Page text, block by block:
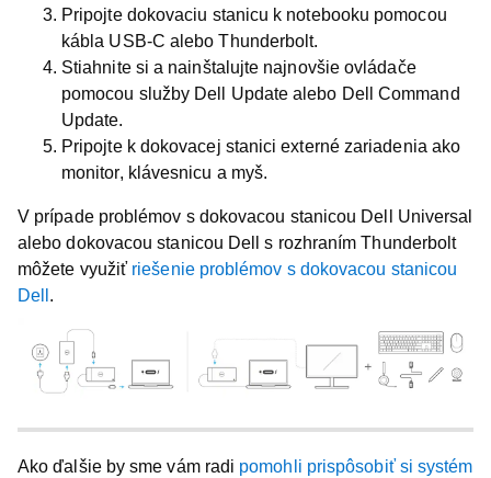
Pripojte dokovaciu stanicu k notebooku pomocou
kábla USB-C alebo Thunderbolt.
Stiahnite si a nainštalujte najnovšie ovládače
pomocou služby Dell Update alebo Dell Command
Update.
Pripojte k dokovacej stanici externé zariadenia ako
monitor, klávesnicu a myš.
V prípade problémov s dokovacou stanicou Dell Universal
alebo dokovacou stanicou Dell s rozhraním Thunderbolt
môžete využiť riešenie problémov s dokovacou stanicou
Dell .
Ako ďalšie by sme vám radi pomohli prispôsobiť si systém